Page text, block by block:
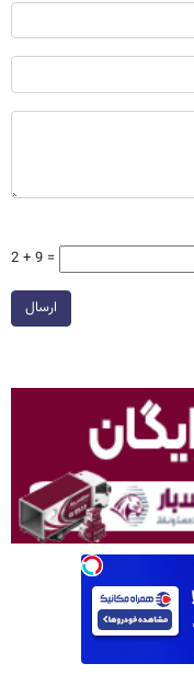
2 + 9 =
ارسال